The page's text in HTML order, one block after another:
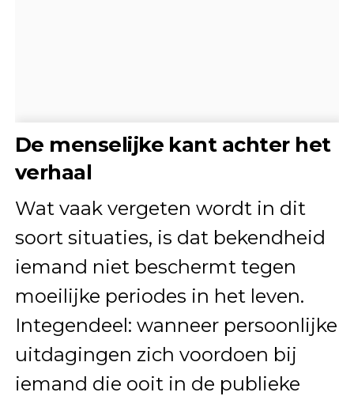
De menselijke kant achter het
verhaal
Wat vaak vergeten wordt in dit
soort situaties, is dat bekendheid
iemand niet beschermt tegen
moeilijke periodes in het leven.
Integendeel: wanneer persoonlijke
uitdagingen zich voordoen bij
iemand die ooit in de publieke